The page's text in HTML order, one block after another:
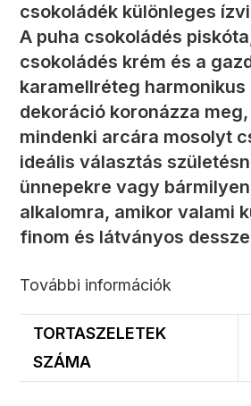
csokoládék különleges
A puha csokoládés
csokoládés krém és a
karamellréteg harmonikus
dekoráció koronázza
mindenki arcára mosolyt
ideális választás
ünnepekre vagy
alkalomra, amikor valami
finom és látványos
További információk
TORTASZELETEK
SZÁMA